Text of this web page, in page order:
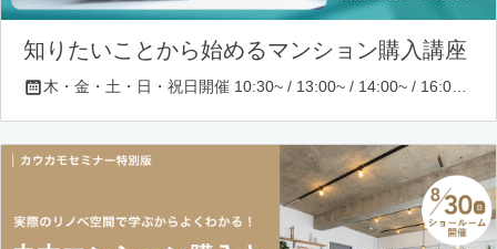
知りたいことから始めるマンション購入講座
木・金・土・日・祝日開催 10:30~ / 13:00~ / 14:00~ / 16:00~ / 17:00~/ 18:30~/ 19:30~